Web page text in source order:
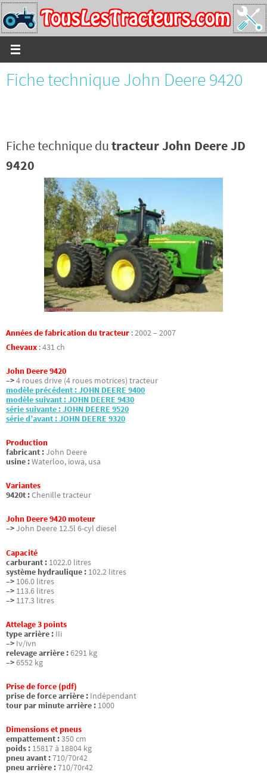
Passer
vers
le
contenu
Fiche technique John Deere 9420
Fiche technique dutracteur John Deere JD
9420
Années de fabrication du tracteur :2002 – 2007
Chevaux :431 ch
John Deere 9420
–>4 roues drive (4 roues motrices) tracteur
modèle précédent : JOHN DEERE 9400
modèle suivant : JOHN DEERE 9430
série suivante : JOHN DEERE 9520
série d’avant : JOHN DEERE 9320
Production
fabricant :John Deere
usine :Waterloo, iowa, usa
Variantes
9420t :Chenille tracteur
John Deere 9420 moteur
–>John Deere 12.5l 6-cyl diesel
Capacité
carburant : 1022.0 litres
système hydraulique : 102.2 litres
–> 106.0 litres
–> 113.6 litres
–> 117.3 litres
Attelage 3 points
type arrière : IIi
–> Iv/ivn
relevage arrière :6291 kg
–>6552 kg
Prise de force (pdf)
prise de force arrière : Indépendant
tour par minute arrière : 1000
Dimensions et pneus
empattement :350 cm
poids : 15817 à 18804 kg
pneu avant :710/70r42
pneu arrière :710/70r42